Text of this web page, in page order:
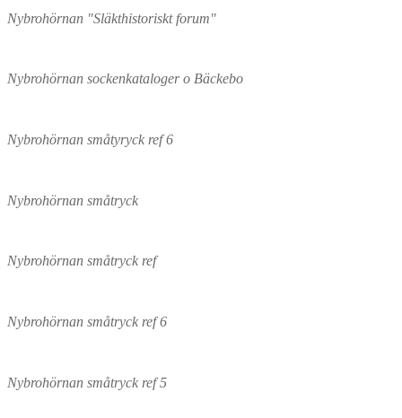
Nybrohörnan "Släkthistoriskt forum"
Nybrohörnan sockenkataloger o Bäckebo
Nybrohörnan småtyryck ref 6
Nybrohörnan småtryck
Nybrohörnan småtryck ref
Nybrohörnan småtryck ref 6
Nybrohörnan småtryck ref 5